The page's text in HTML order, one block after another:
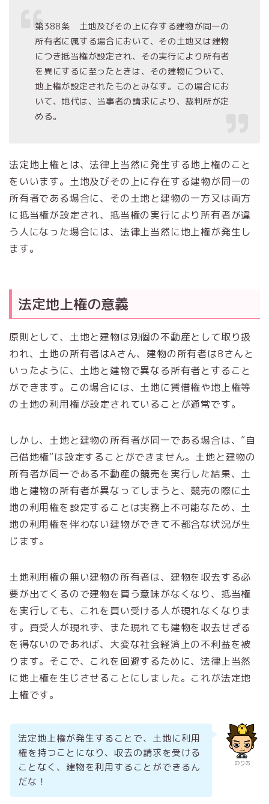
第388条 土地及びその上に存する建物が同一の
所有者に属する場合において、その土地又は建物
につき抵当権が設定され、その実行により所有者
を異にするに至ったときは、その建物について、
地上権が設定されたものとみなす。この場合にお
いて、地代は、当事者の請求により、裁判所が定
める。
法定地上権とは、法律上当然に発生する地上権のこと
をいいます。土地及びその上に存在する建物が同一の
所有者である場合に、その土地と建物の一方又は両方
に抵当権が設定され、抵当権の実行により所有者が違
う人になった場合には、法律上当然に地上権が発生し
ます。
法定地上権の意義
原則として、土地と建物は別個の不動産として取り扱
われ、土地の所有者はAさん、建物の所有者はBさんと
いったように、土地と建物で異なる所有者とすること
ができます。この場合には、土地に賃借権や地上権等
の土地の利用権が設定されていることが通常です。
しかし、土地と建物の所有者が同一である場合は、”自
己借地権”は設定することができません。土地と建物の
所有者が同一である不動産の競売を実行した結果、土
地と建物の所有者が異なってしまうと、競売の際に土
地の利用権を設定することは実務上不可能なため、土
地の利用権を伴わない建物ができて不都合な状況が生
じます。
土地利用権の無い建物の所有者は、建物を収去する必
要が出てくるので建物を買う意味がなくなり、抵当権
を実行しても、これを買い受ける人が現れなくなりま
す。買受人が現れず、また現れても建物を収去せざる
を得ないのであれば、大変な社会経済上の不利益を被
ります。そこで、これを回避するために、法律上当然
に地上権を生じさせることにしました。これが法定地
上権です。
のりお
法定地上権が発生することで、土地に利用
権を持つことになり、収去の請求を受ける
ことなく、建物を利用することができるん
だな！